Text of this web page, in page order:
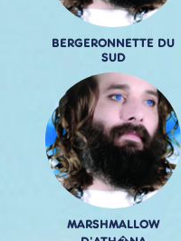
BERGERONNETTE DU
SUD
MARSHMALLOW